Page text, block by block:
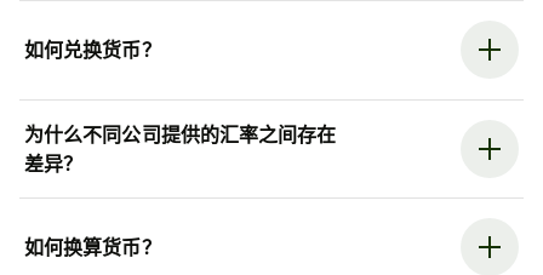
如何兑换货币？
为什么不同公司提供的汇率之间存在
差异？
如何换算货币？